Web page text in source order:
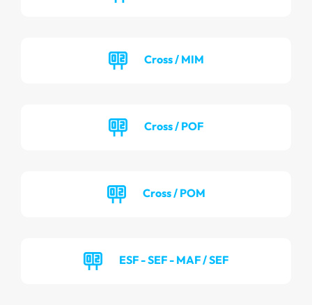
Cross / MIM
Cross / POF
Cross / POM
ESF - SEF - MAF / SEF